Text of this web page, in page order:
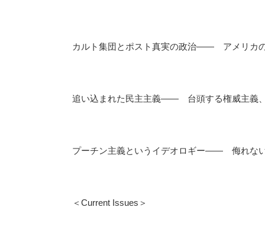
カルト集団とポスト真実の政治―― アメリカ
追い込まれた民主主義―― 台頭する権威主義
プーチン主義というイデオロギー―― 侮れな
＜Current Issues＞